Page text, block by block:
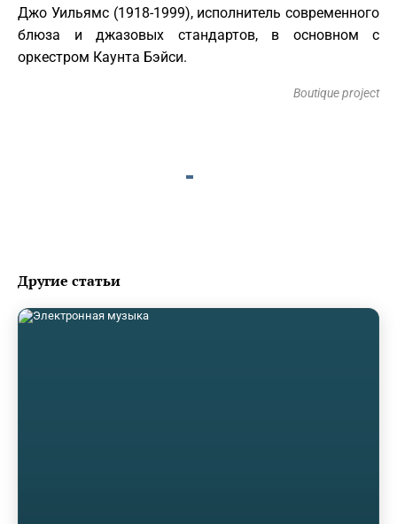
Джо Уильямс (1918-1999), исполнитель современного
блюза и джазовых стандартов, в основном с
оркестром Каунта Бэйси.
Boutique project
Другие статьи